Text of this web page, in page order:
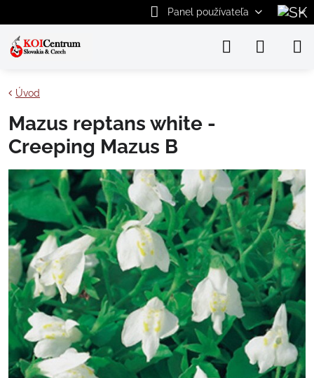
Panel používateľa
Úvod
Mazus reptans white -
Creeping Mazus B